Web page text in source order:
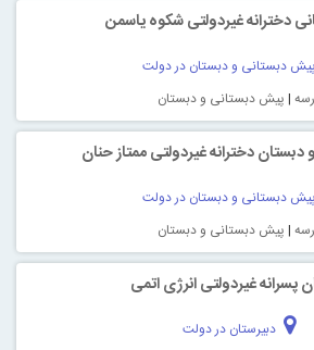
دخترانه غیردولتی شکوه یاسمن
پیش دبستانی و دبستان در دولت
| پیش دبستانی و دبستان
دخترانه غیردولتی ممتاز حنان
پیش دبستانی و دبستان در دولت
| پیش دبستانی و دبستان
پسرانه غیردولتی انرژی اتمی
دبیرستان در دولت